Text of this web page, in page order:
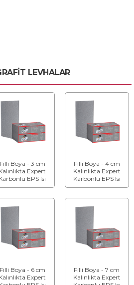
LEVHALAR
Filli Boya - 3 cm
Expert
EPS Isı
Yalıtım Levhası
Filli Boya - 4 cm
Kalınlıkta Expert
Karbonlu EPS Isı
Yalıtım Levhası
Filli Boya - 6 cm
Expert
Filli Boya - 7 cm
Kalınlıkta Expert